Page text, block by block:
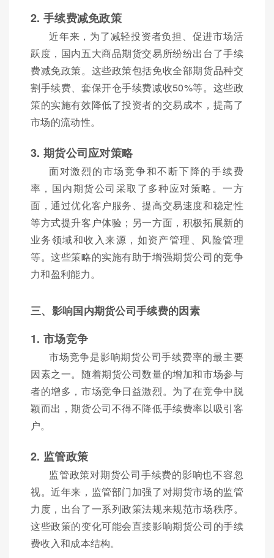
2. 手续费减免政策
近年来，为了减轻投资者负担、促进市场活
跃度，国内五大商品期货交易所纷纷出台了手续
费减免政策。这些政策包括免收全部期货品种交
割手续费、套保开仓手续费减收50%等。这些政
策的实施有效降低了投资者的交易成本，提高了
市场的流动性。
3. 期货公司应对策略
面对激烈的市场竞争和不断下降的手续费
率，国内期货公司采取了多种应对策略。一方
面，通过优化客户服务、提高交易速度和稳定性
等方式提升客户体验；另一方面，积极拓展新的
业务领域和收入来源，如资产管理、风险管理
等。这些策略的实施有助于增强期货公司的竞争
力和盈利能力。
三、影响国内期货公司手续费的因素
1. 市场竞争
市场竞争是影响期货公司手续费率的最主要
因素之一。随着期货公司数量的增加和市场参与
者的增多，市场竞争日益激烈。为了在竞争中脱
颖而出，期货公司不得不降低手续费率以吸引客
户。
2. 监管政策
监管政策对期货公司手续费的影响也不容忽
视。近年来，监管部门加强了对期货市场的监管
力度，出台了一系列政策法规来规范市场秩序。
这些政策的变化可能会直接影响期货公司的手续
费收入和成本结构。